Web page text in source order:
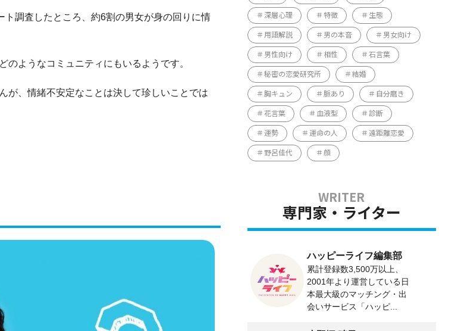
調査したところ、約6割の男女が身の回りに情
ようなコミュニティにもいるようです。
が、情緒不安定なことは決して珍しいことでは
深層心理 特徴 生態
用語解説 男の本音 男女向け
男性向け 相性 石言葉
秘密の恋愛研究所 結婚
胸キュン 脈あり 自分磨き
花言葉 血液型 診断
運勢 運命の人 遠距離恋愛
野呂佳代 顔
専門家・ライター
ハッピーライフ編集部
累計登録数3,500万以上、
2001年より運営している日
本最大級のマッチング・出
会いサービス「ハッピ...